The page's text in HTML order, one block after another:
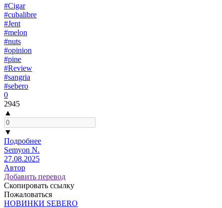
#Cigar
#cubalibre
#Jent
#melon
#nuts
#opinion
#pine
#Review
#sangria
#sebero
0
2945
▲
▼
Подробнее
Semyon N.
27.08.2025
Автор
Добавить перевод
Скопировать ссылку
Пожаловаться
НОВИНКИ SEBERO